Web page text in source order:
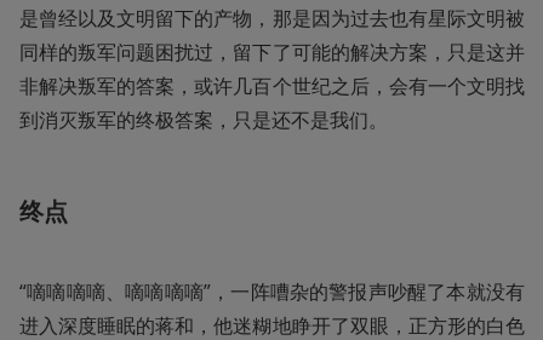
是曾经以及文明留下的产物，那是因为过去也有星际文明被
同样的叛军问题困扰过，留下了可能的解决方案，只是这并
非解决叛军的答案，或许几百个世纪之后，会有一个文明找
到消灭叛军的终极答案，只是还不是我们。
终点
“嘀嘀嘀嘀、嘀嘀嘀嘀”，一阵嘈杂的警报声吵醒了本就没有
进入深度睡眠的蒋和，他迷糊地睁开了双眼，正方形的白色